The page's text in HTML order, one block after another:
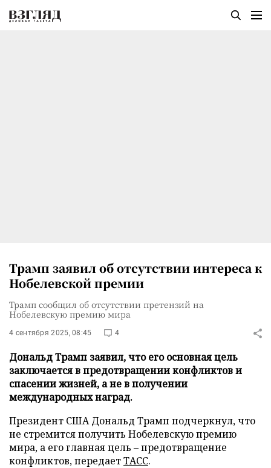
Трамп заявил об отсутствии интереса к
Нобелевской премии
Трамп сообщил об отсутствии претензий на
Нобелевскую премию мира
4 сентября 2025, 08:45 4
Дональд Трамп заявил, что его основная цель
заключается в предотвращении конфликтов и
спасении жизней, а не в получении
международных наград.
Президент США Дональд Трамп подчеркнул, что
не стремится получить Нобелевскую премию
мира, а его главная цель – предотвращение
конфликтов, передаетТАСС.